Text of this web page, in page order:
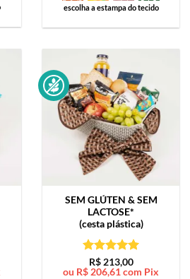
escolha a estampa do tecido
SEM GLÚTEN & SEM
LACTOSE*
(cesta plástica)
Avaliação5
de 5
R$213,00
ou R$ 206,61 com Pix